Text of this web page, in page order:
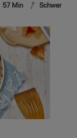
57 Min Schwer